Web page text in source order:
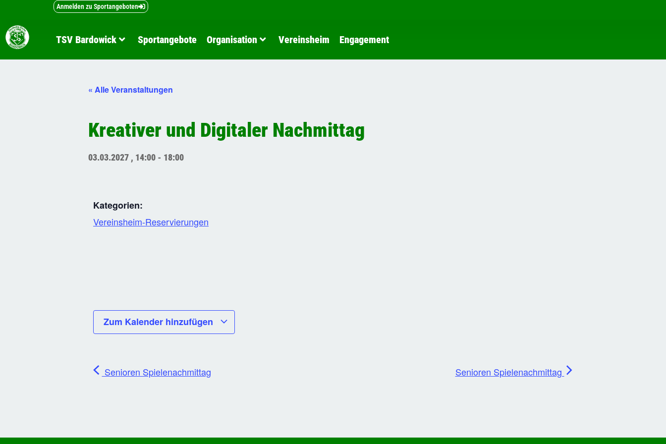
springen
Anmelden zu Sportangeboten
TSV Bardowick Sportangebote Organisation Vereinsheim Engagement
« Alle Veranstaltungen
Kreativer und Digitaler Nachmittag
03.03.2027 , 14:00 - 18:00
Kategorien:
Vereinsheim-Reservierungen
Zum Kalender hinzufügen
Senioren Spielenachmittag Senioren Spielenachmittag